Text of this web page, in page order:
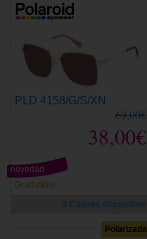
PLD 4158/G/S/XN
69,00€
38,00€
Graduable
novedad
2 Colores disponibles
Polarizada